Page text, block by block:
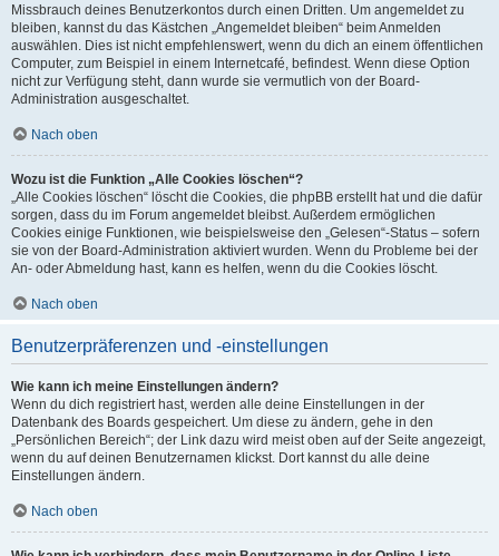
Missbrauch deines Benutzerkontos durch einen Dritten. Um angemeldet zu
bleiben, kannst du das Kästchen „Angemeldet bleiben“ beim Anmelden
auswählen. Dies ist nicht empfehlenswert, wenn du dich an einem öffentlichen
Computer, zum Beispiel in einem Internetcafé, befindest. Wenn diese Option
nicht zur Verfügung steht, dann wurde sie vermutlich von der Board-
Administration ausgeschaltet.
Nach oben
Wozu ist die Funktion „Alle Cookies löschen“?
„Alle Cookies löschen“ löscht die Cookies, die phpBB erstellt hat und die dafür
sorgen, dass du im Forum angemeldet bleibst. Außerdem ermöglichen
Cookies einige Funktionen, wie beispielsweise den „Gelesen“-Status – sofern
sie von der Board-Administration aktiviert wurden. Wenn du Probleme bei der
An- oder Abmeldung hast, kann es helfen, wenn du die Cookies löscht.
Nach oben
Benutzerpräferenzen und -einstellungen
Wie kann ich meine Einstellungen ändern?
Wenn du dich registriert hast, werden alle deine Einstellungen in der
Datenbank des Boards gespeichert. Um diese zu ändern, gehe in den
„Persönlichen Bereich“; der Link dazu wird meist oben auf der Seite angezeigt,
wenn du auf deinen Benutzernamen klickst. Dort kannst du alle deine
Einstellungen ändern.
Nach oben